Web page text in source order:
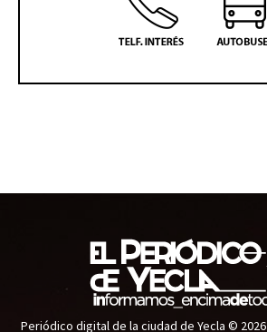
Periódico digital de la ciudad de Yecla © 2026